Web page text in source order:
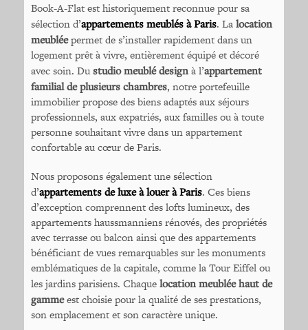
Book-A-Flat est historiquement reconnue pour sa
sélection d’appartements meublés à Paris. La location
meubléepermet de s’installer rapidement dans un
logement prêt à vivre, entièrement équipé et décoré
avec soin. Du studio meublé designà l’appartement
familial de plusieurs chambres, notre portefeuille
immobilier propose des biens adaptés aux séjours
professionnels, aux expatriés, aux familles ou à toute
personne souhaitant vivre dans un appartement
confortable au cœur de Paris.
Nous proposons également une sélection
d’appartements de luxe à louer à Paris. Ces biens
d’exception comprennent des lofts lumineux, des
appartements haussmanniens rénovés, des propriétés
avec terrasse ou balcon ainsi que des appartements
bénéficiant de vues remarquables sur les monuments
emblématiques de la capitale, comme la Tour Eiffel ou
les jardins parisiens. Chaque location meublée haut de
gammeest choisie pour la qualité de ses prestations,
son emplacement et son caractère unique.